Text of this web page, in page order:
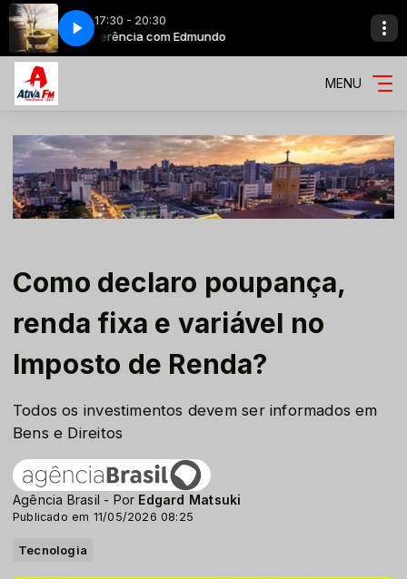
17:30 - 20:30
Querência com Edmundo
MENU
Como declaro poupança,
renda fixa e variável no
Imposto de Renda?
Todos os investimentos devem ser informados em
Bens e Direitos
Agência Brasil - Por Edgard Matsuki
Publicado em 11/05/2026 08:25
Tecnologia